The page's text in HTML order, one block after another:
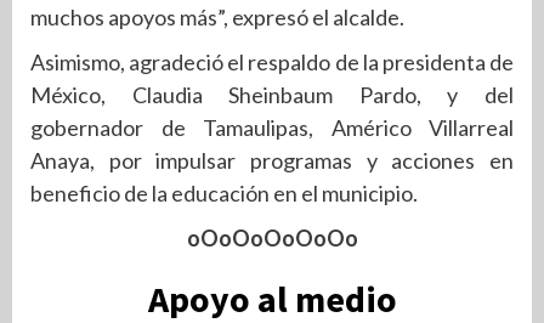
muchos apoyos más”, expresó el alcalde.
Asimismo, agradeció el respaldo de la presidenta de
México, Claudia Sheinbaum Pardo, y del
gobernador de Tamaulipas, Américo Villarreal
Anaya, por impulsar programas y acciones en
beneficio de la educación en el municipio.
oOoOoOoOoOo
Apoyo al medio